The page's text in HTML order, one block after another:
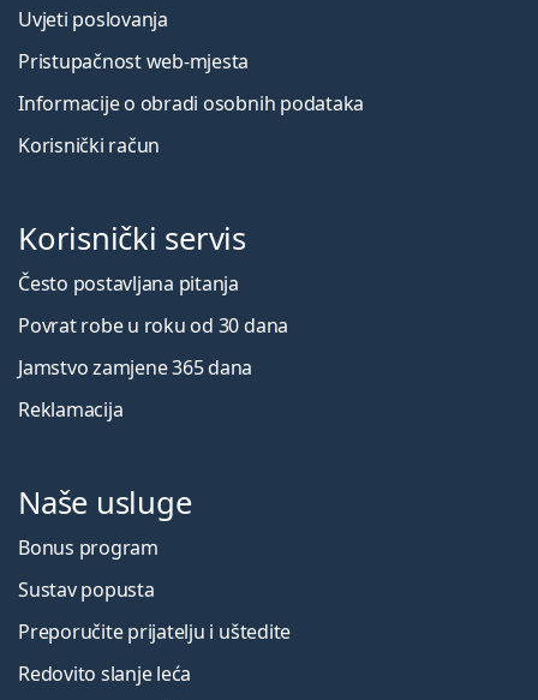
s kutijicom.
Ovo je medicinski proizvod. Prije uporabe pročitajte
upute za uporabu.
Uvjeti poslovanja
Pristupačnost web-mjesta
Informacije o obradi osobnih podataka
Korisnički račun
Korisnički servis
Često postavljana pitanja
Povrat robe u roku od 30 dana
Jamstvo zamjene 365 dana
Reklamacija
Naše usluge
Bonus program
Sustav popusta
Preporučite prijatelju i uštedite
Redovito slanje leća